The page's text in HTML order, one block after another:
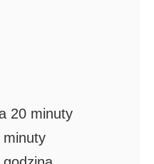
20minuty
minuty
minuty